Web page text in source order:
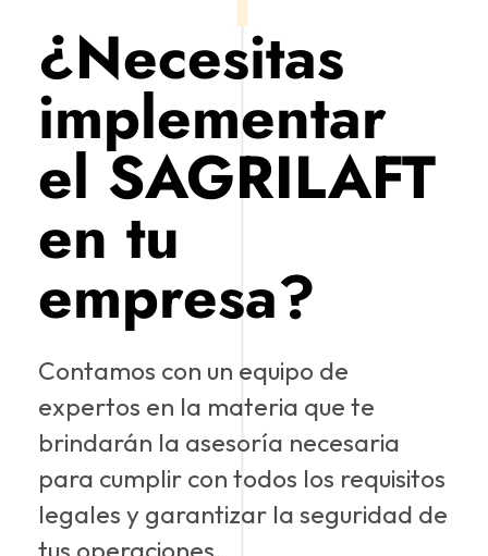
¿Necesitas
implementar
el SAGRILAFT
en tu
empresa?
Contamos con un equipo de
expertos en la materia que te
brindarán la asesoría necesaria
para cumplir con todos los requisitos
legales y garantizar la seguridad de